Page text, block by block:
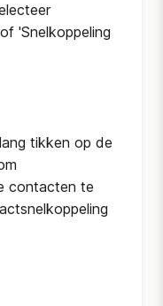
'Snelkoppeling
tikken op de
contacten te